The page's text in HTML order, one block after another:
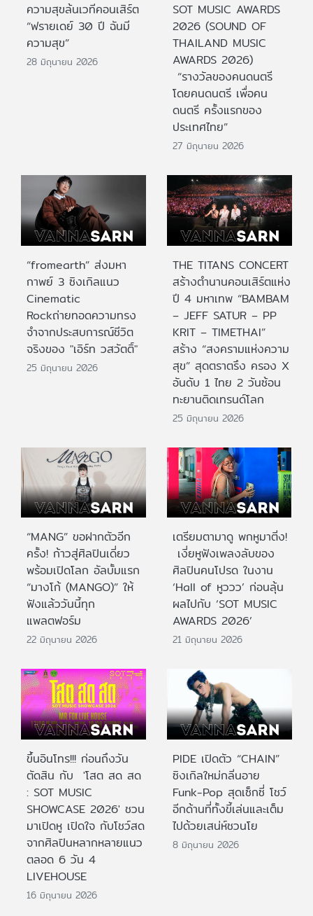
ความสุขล้นเวทีคอนเสิร์ต
“ฟรายเดย์ 30 ปี ฉันมี
ความสุข”
28 มิถุนายน 2026
SOT MUSIC AWARDS
2026 (SOUND OF
THAILAND MUSIC
AWARDS 2026)
“รางวัลของคนดนตรี
โดยคนดนตรี เพื่อคน
ดนตรี ครั้งแรกของ
ประเทศไทย”
27 มิถุนายน 2026
“fromearth” ส่งมหา
กาพย์ 3 ซิงเกิลแนว
Cinematic
Rockถ่ายทอดความทรง
จำจากประสบการณ์ชีวิต
จริงของ "เอิร์ท วสวัตติ์"
25 มิถุนายน 2026
THE TITANS CONCERT
สร้างตำนานคอนเสิร์ตแห่ง
ปี 4 มหาเทพ “BAMBAM
– JEFF SATUR – PP
KRIT – TIMETHAI”
สร้าง “สงครามแห่งความ
สุข” สุดตราตรึง ครอง X
อันดับ 1 ไทย 2 วันซ้อน
ทะยานติดเทรนด์โลก
25 มิถุนายน 2026
“MANG” ขอฝากตัวอีก
ครั้ง! ก้าวสู่ศิลปินเดี่ยว
พร้อมเปิดโลก อัลบั้มแรก
“มางโก้ (MANGO)” ให้
ฟังแล้ววันนี้ทุก
แพลตฟอร์ม
22 มิถุนายน 2026
เตรียมตามาดู พกหูมาติ่ง!
เงี่ยหูฟังเพลงลับของ
ศิลปินคนโปรด ในงาน
‘Hall of หูววว’ ก่อนลุ้น
ผลไปกับ ‘SOT MUSIC
AWARDS 2026’
21 มิถุนายน 2026
ขึ้นอินโทร!!! ก่อนถึงวัน
ตัดสิน กับ 'โสต สด สด
: SOT MUSIC
SHOWCASE 2026' ชวน
มาเปิดหู เปิดใจ กับโชว์สด
จากศิลปินหลากหลายแนว
ตลอด 6 วัน 4
LIVEHOUSE
16 มิถุนายน 2026
PIDE เปิดตัว “CHAIN”
ซิงเกิลใหม่กลิ่นอาย
Funk-Pop สุดเซ็กซี่ โชว์
อีกด้านที่ทั้งขี้เล่นและเต็ม
ไปด้วยเสน่ห์ชวนโย
8 มิถุนายน 2026